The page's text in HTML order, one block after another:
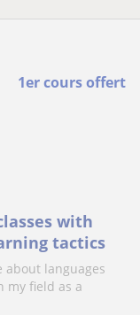
1er cours offert
with
tactics
about languages
my field as a